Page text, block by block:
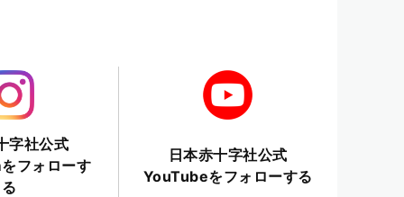
字社公式
フォローす
る
日本赤十字社公式
YouTubeをフォローする